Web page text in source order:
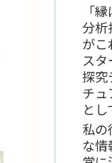
「
分析
がこ
ス
探究
チュ
とし
私の
な情